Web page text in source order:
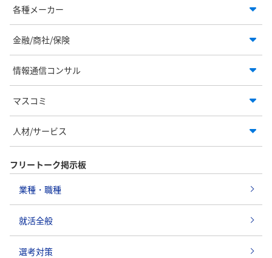
各種メーカー
金融/商社/保険
情報通信コンサル
マスコミ
人材/サービス
フリートーク掲示板
業種・職種
就活全般
選考対策